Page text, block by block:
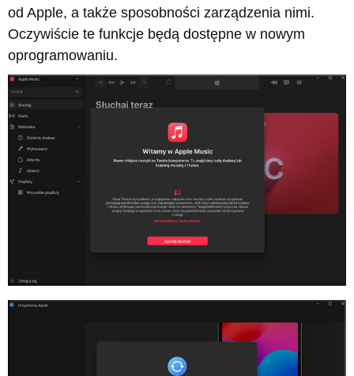
od Apple, a także sposobności zarządzenia nimi.
Oczywiście te funkcje będą dostępne w nowym
oprogramowaniu.